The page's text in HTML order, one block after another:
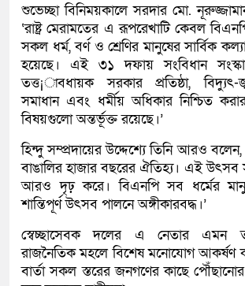
শুভেচ্ছা বিনিময়কালে সরদার মো.
‘রাষ্ট্র মেরামতের এ রূপরেখাটি কেবল
সকল ধর্ম, বর্ণ ও শ্রেণির মানুষের সার্বিক
হয়েছে। এই ৩১ দফায় সংবিধান
তত্ত¡াবধায়ক সরকার প্রতিষ্ঠা, বিদ্যুৎ-
সমাধান এবং ধর্মীয় অধিকার নিশ্চিত
বিষয়গুলো অন্তর্ভূক্ত রয়েছে।’
হিন্দু সম্প্রদায়ের উদ্দেশ্যে তিনি আরও বলেন,
বাঙালির হাজার বছরের ঐতিহ্য। এই উৎসব
আরও দৃঢ় করে। বিএনপি সব ধর্মের
শান্তিপূর্ণ উৎসব পালনে অঙ্গীকারবদ্ধ।’
স্বেচ্ছাসেবক দলের এ নেতার এমন
রাজনৈতিক মহলে বিশেষ মনোযোগ আকর্ষণ
বার্তা সকল স্তরের জনগণের কাছে